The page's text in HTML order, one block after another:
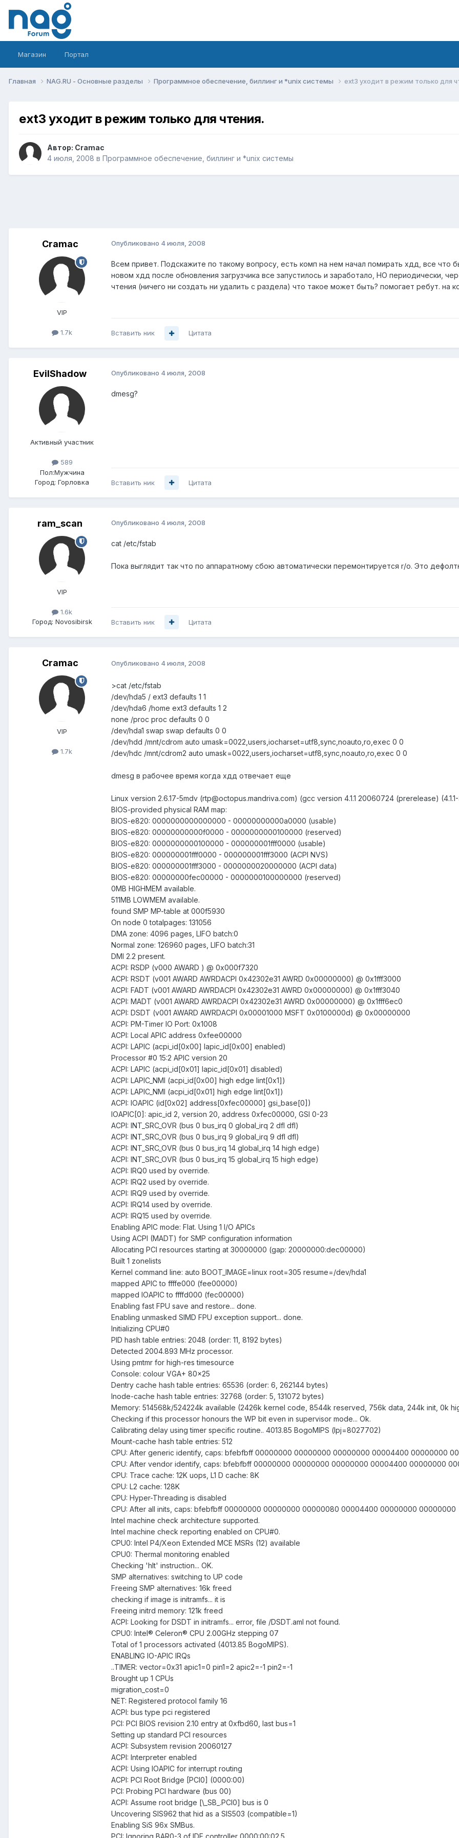
Магазин Портал
Главная NAG.RU - Основные разделы Программное обеспечение, биллинг и *unix системы ext3 уходит в режим только для
ext3 уходит в режим только для чтения.
Автор: Cramac
4 июля, 2008 в Программное обеспечение, биллинг и *unix системы
Cramac
VIP
1.7k
Опубликовано 4 июля, 2008
Всем привет. Подскажите по такому вопросу, есть комп на нем начал помирать хдд, все что
новом хдд после обновления загрузчика все запустилось и заработало, НО периодически,
чтения (ничего ни создать ни удалить с раздела) что такое может быть? помогает ребут. на
Вставить ник Цитата
EvilShadow
Активный участник
589
Пол:Мужчина
Город: Горловка
Опубликовано 4 июля, 2008
dmesg?
Вставить ник Цитата
ram_scan
VIP
1.6k
Город: Novosibirsk
Опубликовано 4 июля, 2008
cat /etc/fstab
Пока выглядит так что по аппаратному сбою автоматически перемонтируется r/o. Это
Вставить ник Цитата
Cramac
VIP
1.7k
Опубликовано 4 июля, 2008
>cat /etc/fstab
/dev/hda5 / ext3 defaults 1 1
/dev/hda6 /home ext3 defaults 1 2
none /proc proc defaults 0 0
/dev/hda1 swap swap defaults 0 0
/dev/hdd /mnt/cdrom auto umask=0022,users,iocharset=utf8,sync,noauto,ro,exec 0 0
/dev/hdc /mnt/cdrom2 auto umask=0022,users,iocharset=utf8,sync,noauto,ro,exec 0 0
dmesg в рабочее время когда хдд отвечает еще
Linux version 2.6.17-5mdv (rtp@octopus.mandriva.com) (gcc version 4.1.1 20060724 (prerelease)
BIOS-provided physical RAM map:
BIOS-e820: 0000000000000000 - 00000000000a0000 (usable)
BIOS-e820: 00000000000f0000 - 0000000000100000 (reserved)
BIOS-e820: 0000000000100000 - 000000001fff0000 (usable)
BIOS-e820: 000000001fff0000 - 000000001fff3000 (ACPI NVS)
BIOS-e820: 000000001fff3000 - 0000000020000000 (ACPI data)
BIOS-e820: 00000000fec00000 - 0000000100000000 (reserved)
0MB HIGHMEM available.
511MB LOWMEM available.
found SMP MP-table at 000f5930
On node 0 totalpages: 131056
DMA zone: 4096 pages, LIFO batch:0
Normal zone: 126960 pages, LIFO batch:31
DMI 2.2 present.
ACPI: RSDP (v000 AWARD ) @ 0x000f7320
ACPI: RSDT (v001 AWARD AWRDACPI 0x42302e31 AWRD 0x00000000) @ 0x1fff3000
ACPI: FADT (v001 AWARD AWRDACPI 0x42302e31 AWRD 0x00000000) @ 0x1fff3040
ACPI: MADT (v001 AWARD AWRDACPI 0x42302e31 AWRD 0x00000000) @ 0x1fff6ec0
ACPI: DSDT (v001 AWARD AWRDACPI 0x00001000 MSFT 0x0100000d) @ 0x00000000
ACPI: PM-Timer IO Port: 0x1008
ACPI: Local APIC address 0xfee00000
ACPI: LAPIC (acpi_id[0x00] lapic_id[0x00] enabled)
Processor #0 15:2 APIC version 20
ACPI: LAPIC (acpi_id[0x01] lapic_id[0x01] disabled)
ACPI: LAPIC_NMI (acpi_id[0x00] high edge lint[0x1])
ACPI: LAPIC_NMI (acpi_id[0x01] high edge lint[0x1])
ACPI: IOAPIC (id[0x02] address[0xfec00000] gsi_base[0])
IOAPIC[0]: apic_id 2, version 20, address 0xfec00000, GSI 0-23
ACPI: INT_SRC_OVR (bus 0 bus_irq 0 global_irq 2 dfl dfl)
ACPI: INT_SRC_OVR (bus 0 bus_irq 9 global_irq 9 dfl dfl)
ACPI: INT_SRC_OVR (bus 0 bus_irq 14 global_irq 14 high edge)
ACPI: INT_SRC_OVR (bus 0 bus_irq 15 global_irq 15 high edge)
ACPI: IRQ0 used by override.
ACPI: IRQ2 used by override.
ACPI: IRQ9 used by override.
ACPI: IRQ14 used by override.
ACPI: IRQ15 used by override.
Enabling APIC mode: Flat. Using 1 I/O APICs
Using ACPI (MADT) for SMP configuration information
Allocating PCI resources starting at 30000000 (gap: 20000000:dec00000)
Built 1 zonelists
Kernel command line: auto BOOT_IMAGE=linux root=305 resume=/dev/hda1
mapped APIC to ffffe000 (fee00000)
mapped IOAPIC to ffffd000 (fec00000)
Enabling fast FPU save and restore... done.
Enabling unmasked SIMD FPU exception support... done.
Initializing CPU#0
PID hash table entries: 2048 (order: 11, 8192 bytes)
Detected 2004.893 MHz processor.
Using pmtmr for high-res timesource
Console: colour VGA+ 80x25
Dentry cache hash table entries: 65536 (order: 6, 262144 bytes)
Inode-cache hash table entries: 32768 (order: 5, 131072 bytes)
Memory: 514568k/524224k available (2426k kernel code, 8544k reserved, 756k data, 244k init, 0k
Checking if this processor honours the WP bit even in supervisor mode... Ok.
Calibrating delay using timer specific routine.. 4013.85 BogoMIPS (lpj=8027702)
Mount-cache hash table entries: 512
CPU: After generic identify, caps: bfebfbff 00000000 00000000 00000000 00004400 00000000
CPU: After vendor identify, caps: bfebfbff 00000000 00000000 00000000 00004400 00000000
CPU: Trace cache: 12K uops, L1 D cache: 8K
CPU: L2 cache: 128K
CPU: Hyper-Threading is disabled
CPU: After all inits, caps: bfebfbff 00000000 00000000 00000080 00004400 00000000 00000000
Intel machine check architecture supported.
Intel machine check reporting enabled on CPU#0.
CPU0: Intel P4/Xeon Extended MCE MSRs (12) available
CPU0: Thermal monitoring enabled
Checking 'hlt' instruction... OK.
SMP alternatives: switching to UP code
Freeing SMP alternatives: 16k freed
checking if image is initramfs... it is
Freeing initrd memory: 121k freed
ACPI: Looking for DSDT in initramfs... error, file /DSDT.aml not found.
CPU0: Intel® Celeron® CPU 2.00GHz stepping 07
Total of 1 processors activated (4013.85 BogoMIPS).
ENABLING IO-APIC IRQs
..TIMER: vector=0x31 apic1=0 pin1=2 apic2=-1 pin2=-1
Brought up 1 CPUs
migration_cost=0
NET: Registered protocol family 16
ACPI: bus type pci registered
PCI: PCI BIOS revision 2.10 entry at 0xfbd60, last bus=1
Setting up standard PCI resources
ACPI: Subsystem revision 20060127
ACPI: Interpreter enabled
ACPI: Using IOAPIC for interrupt routing
ACPI: PCI Root Bridge [PCI0] (0000:00)
PCI: Probing PCI hardware (bus 00)
ACPI: Assume root bridge [\_SB_.PCI0] bus is 0
Uncovering SIS962 that hid as a SIS503 (compatible=1)
Enabling SiS 96x SMBus.
PCI: Ignoring BAR0-3 of IDE controller 0000:00:02.5